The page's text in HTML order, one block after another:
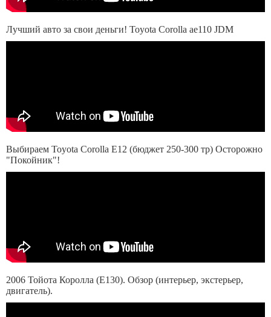
Лучший авто за свои деньги! Toyota Corolla ae110 JDM
Выбираем Toyota Corolla E12 (бюджет 250-300 тр) Осторожно
"Покойник"!
2006 Тойота Королла (Е130). Обзор (интерьер, экстерьер,
двигатель).